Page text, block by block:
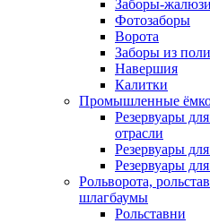
Заборы-жалюзи
Фотозаборы
Ворота
Заборы из
Навершия
Калитки
Промышленные
Резервуары
отрасли
Резервуары
Резервуары
Рольворота,
шлагбаумы
Рольставни